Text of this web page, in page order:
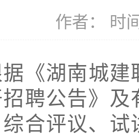
作者： 时
《湖南城建
聘公告》 及
合评议、试